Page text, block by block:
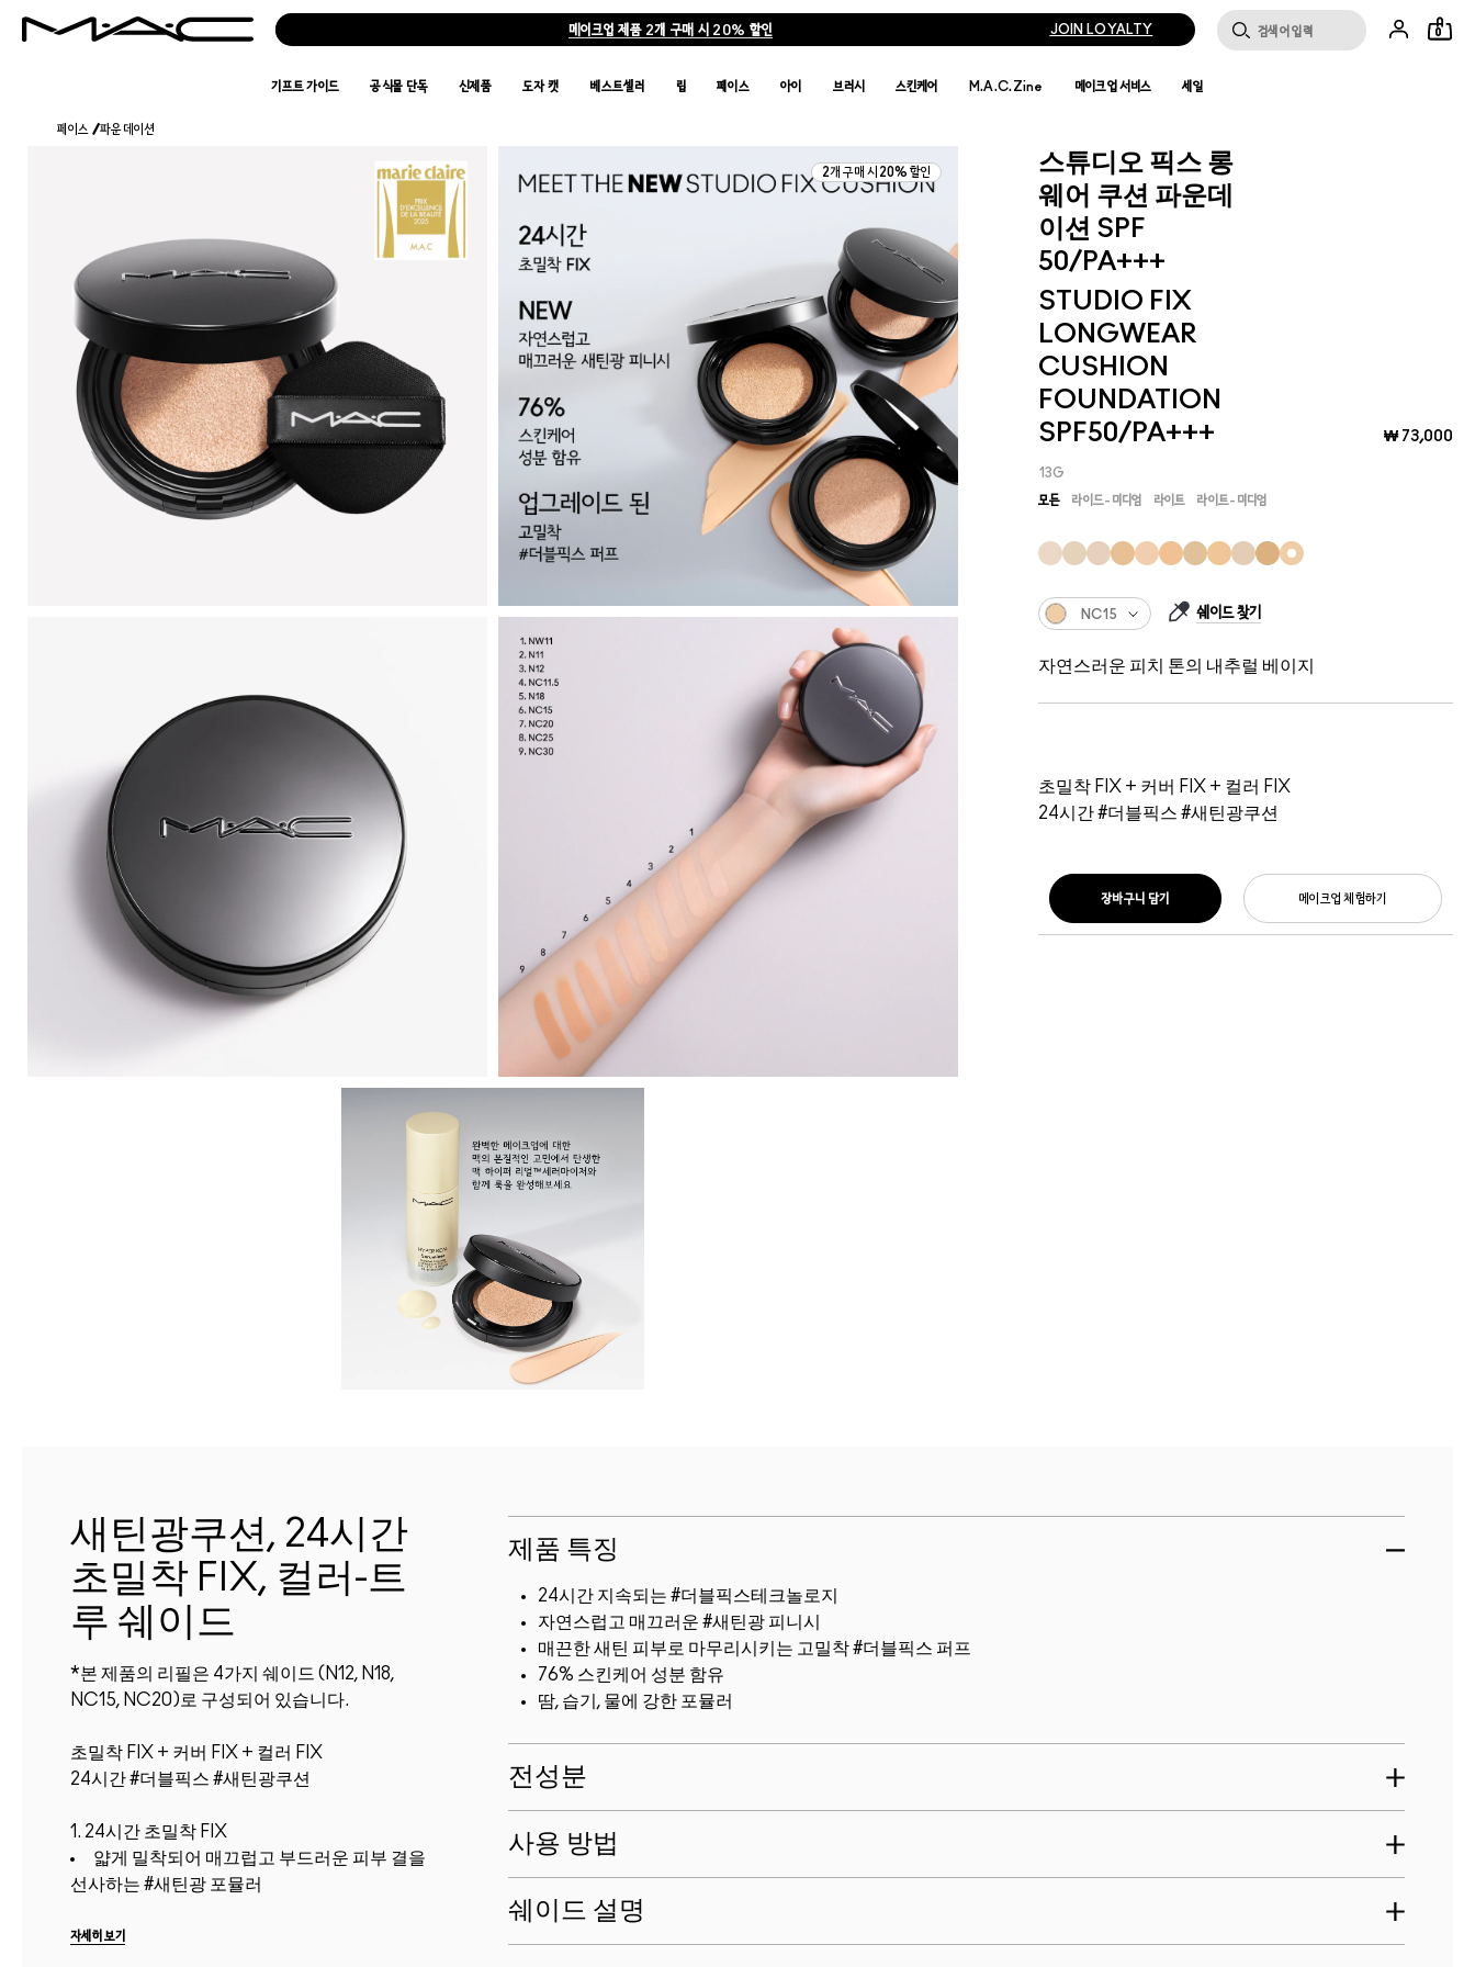
메이크업 제품 2개 구매 시 20% 할인 JOIN LOYALTY 0
기프트 가이드 공식몰 단독 신제품 도자 캣 베스트셀러 립 페이스 아이 브러시 스킨케어 M.A.C.Zine 메이크업 서비스 세일
페이스 /파운데이션
2개 구매 시 20% 할인
스튜디오 픽스 롱
웨어 쿠션 파운데
이션 SPF
50/PA+++
STUDIO FIX
LONGWEAR
CUSHION
FOUNDATION
SPF50/PA+++
₩ 73,000
13G
초밀착 FIX + 커버 FIX + 컬러 FIX
24시간 #더블픽스 #새틴광쿠션
모든 라이드-미디엄 라이트 라이트-미디엄
NC15 쉐이드 찾기
자연스러운 피치 톤의 내추럴 베이지
메이크업 체험하기
장바구니 담기
새틴광쿠션, 24시간
초밀착 FIX, 컬러-트
루 쉐이드
*본 제품의 리필은 4가지 쉐이드 (N12, N18,
NC15, NC20)로 구성되어 있습니다.
초밀착 FIX + 커버 FIX + 컬러 FIX
24시간 #더블픽스 #새틴광쿠션
1. 24시간 초밀착 FIX
얇게 밀착되어 매끄럽고 부드러운 피부 결을
선사하는 #새틴광 포뮬러
경량+초밀착 #더블픽스 테크놀로지
자세히 보기
제품 특징
24시간 지속되는 #더블픽스테크놀로지
자연스럽고 매끄러운 #새틴광 피니시
매끈한 새틴 피부로 마무리시키는 고밀착 #더블픽스 퍼프
76% 스킨케어 성분 함유
땀, 습기, 물에 강한 포뮬러
전성분
사용 방법
쉐이드 설명